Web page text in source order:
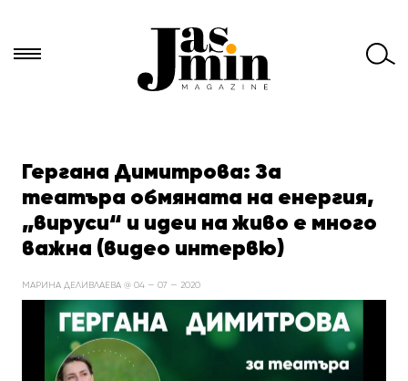
за:Гергана Димитрова: За
театъра обмяната на енергия,
„вируси“ и идеи на живо е много
важна (видео интервю)
МАРИНА ДЕЛИВЛАЕВА @ 04 — 07 — 2020